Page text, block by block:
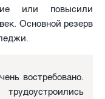
или повысили
Основной резерв
востребовано.